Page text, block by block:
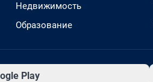
Недвижимость
Образование
Play